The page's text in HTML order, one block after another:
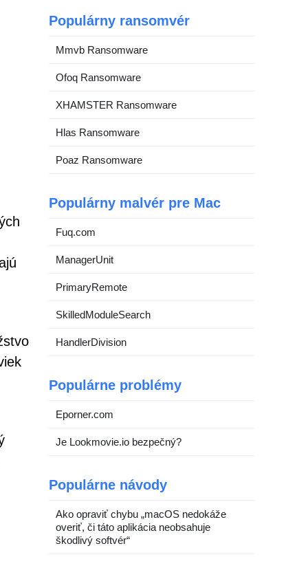
Populárny ransomvér
Mmvb Ransomware
Ofoq Ransomware
XHAMSTER Ransomware
Hlas Ransomware
Poaz Ransomware
Populárny malvér pre Mac
Fuq.com
ManagerUnit
PrimaryRemote
SkilledModuleSearch
HandlerDivision
Populárne problémy
Eporner.com
Je Lookmovie.io bezpečný?
Populárne návody
Ako opraviť chybu „macOS nedokáže
overiť, či táto aplikácia neobsahuje
škodlivý softvér“